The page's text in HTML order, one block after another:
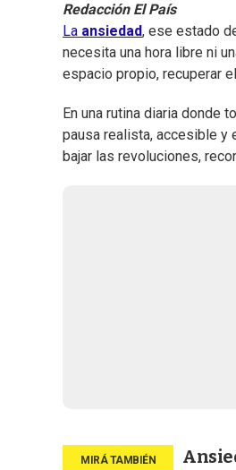
Redacción El País
La ansiedad, ese estado
necesita una hora libre ni
espacio propio, recuperar
En una rutina diaria donde
pausa realista, accesible y
bajar las revoluciones,